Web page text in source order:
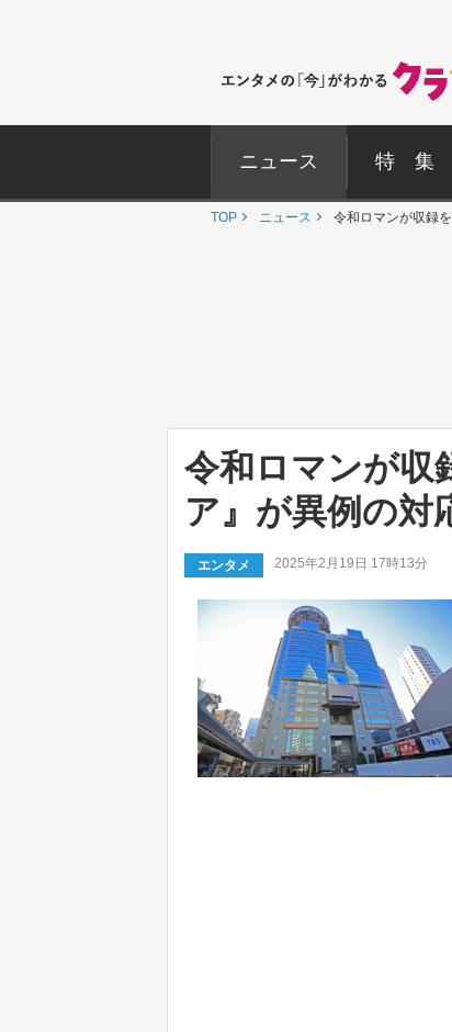
ニュース 特 集
TOP ニュース 令和ロマンが収録
令和ロマンが
ア』が異例の対
エンタメ 2025年2月19日 17時13分